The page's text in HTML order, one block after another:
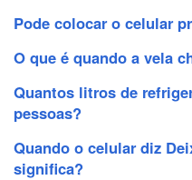
Pode colocar o celular
O que é quando a vela
Quantos litros de
pessoas?
Quando o celular diz
significa?